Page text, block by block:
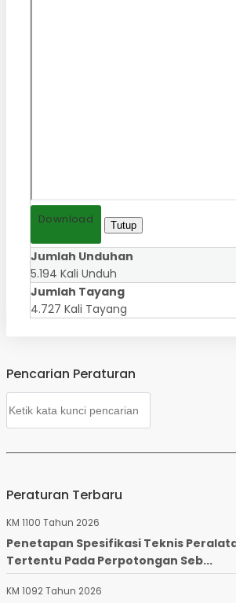
Download Tutup
Jumlah Unduhan
5.194 Kali Unduh
Jumlah Tayang
4.727 Kali Tayang
Pencarian Peraturan
Peraturan Terbaru
KM 1100 Tahun 2026
Penetapan Spesifikasi Teknis
Tertentu Pada Perpotongan Seb...
KM 1092 Tahun 2026